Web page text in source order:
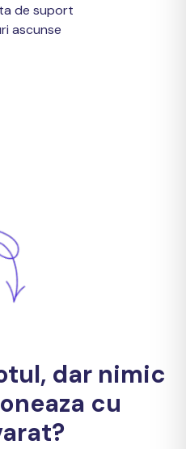
de suport
ascunse
dar nimic
cu